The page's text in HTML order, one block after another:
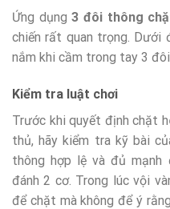
Ứng dụng3 đôi thông
chiến rất quan trọng. Dưới
nắm khi cầm trong tay 3
Kiểm tra luật chơi
Trước khi quyết định chặt
thủ, hãy kiểm tra kỹ bài
thông hợp lệ và đủ mạnh
đánh 2 cơ. Trong lúc vội
để chặt mà không để ý